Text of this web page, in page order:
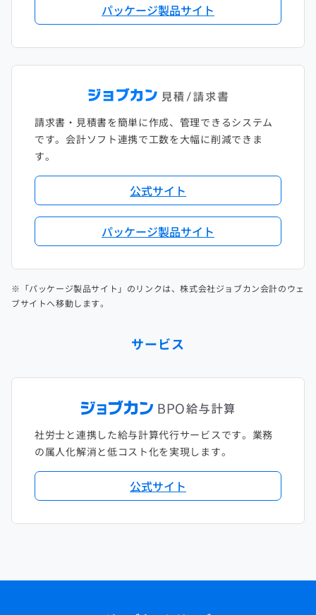
パッケージ製品サイト
請求書・見積書を簡単に作成、管理できるシステム
です。会計ソフト連携で工数を大幅に削減できま
す。
公式サイト
パッケージ製品サイト
※「パッケージ製品サイト」のリンクは、株式会社ジョブカン会計のウェ
ブサイトへ移動します。
サービス
社労士と連携した給与計算代行サービスです。業務
の属人化解消と低コスト化を実現します。
公式サイト